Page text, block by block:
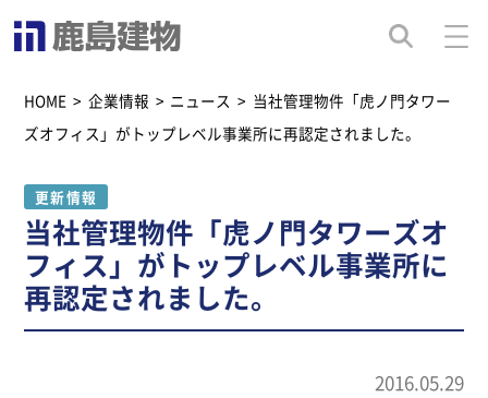
HOME > 企業情報 > ニュース > 当社管理物件「虎ノ門タワー
ズオフィス」がトップレベル事業所に再認定されました。
更新情報
当社管理物件「虎ノ門タワーズオ
フィス」がトップレベル事業所に
再認定されました。
2016.05.29